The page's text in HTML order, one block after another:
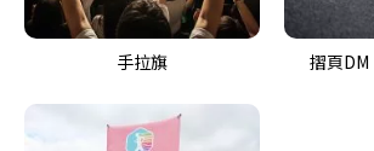
手拉旗 摺頁DM